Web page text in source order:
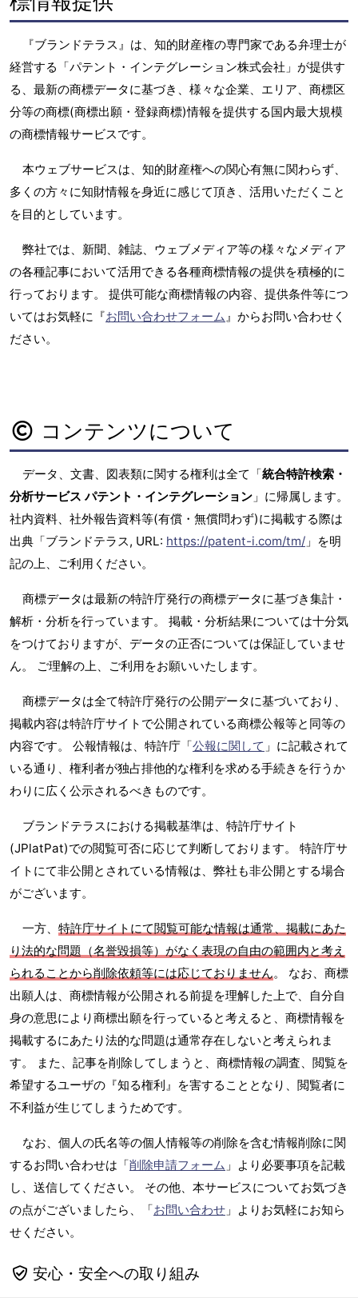
『ブランドテラス』は、知的財産権の専門家である弁理士が
経営する「パテント・インテグレーション株式会社」が提供す
る、最新の商標データに基づき、様々な企業、エリア、商標区
分等の商標(商標出願・登録商標)情報を提供する国内最大規模
の商標情報サービスです。
本ウェブサービスは、知的財産権への関心有無に関わらず、
多くの方々に知財情報を身近に感じて頂き、活用いただくこと
を目的としています。
弊社では、新聞、雑誌、ウェブメディア等の様々なメディア
の各種記事において活用できる各種商標情報の提供を積極的に
行っております。 提供可能な商標情報の内容、提供条件等につ
いてはお気軽に『お問い合わせフォーム』からお問い合わせく
ださい。
コンテンツについて
データ、文書、図表類に関する権利は全て「統合特許検索・
分析サービス パテント・インテグレーション 」に帰属します。
社内資料、社外報告資料等(有償・無償問わず)に掲載する際は
出典「ブランドテラス, URL: https://patent-i.com/tm/ 」を明
記の上、ご利用ください。
商標データは最新の特許庁発行の商標データに基づき集計・
解析・分析を行っています。 掲載・分析結果については十分気
をつけておりますが、データの正否については保証していませ
ん。 ご理解の上、ご利用をお願いいたします。
商標データは全て特許庁発行の公開データに基づいており、
掲載内容は特許庁サイトで公開されている商標公報等と同等の
内容です。 公報情報は、特許庁「公報に関して 」に記載されて
いる通り、権利者が独占排他的な権利を求める手続きを行うか
わりに広く公示されるべきものです。
ブランドテラスにおける掲載基準は、特許庁サイト
(JPlatPat)での閲覧可否に応じて判断しております。 特許庁サ
イトにて非公開とされている情報は、弊社も非公開とする場合
がございます。
一方、 特許庁サイトにて閲覧可能な情報は通常、掲載にあた
り法的な問題（名誉毀損等）がなく表現の自由の範囲内と考え
られることから削除依頼等には応じておりません。 なお、商標
出願人は、商標情報が公開される前提を理解した上で、自分自
身の意思により商標出願を行っていると考えると、商標情報を
掲載するにあたり法的な問題は通常存在しないと考えられま
す。 また、記事を削除してしまうと、商標情報の調査、閲覧を
希望するユーザの『知る権利』を害することとなり、閲覧者に
不利益が生じてしまうためです。
なお、個人の氏名等の個人情報等の削除を含む情報削除に関
するお問い合わせは「削除申請フォーム 」より必要事項を記載
し、送信してください。 その他、本サービスについてお気づき
の点がございましたら、「お問い合わせ 」よりお気軽にお知ら
せください。
安心・安全への取り組み